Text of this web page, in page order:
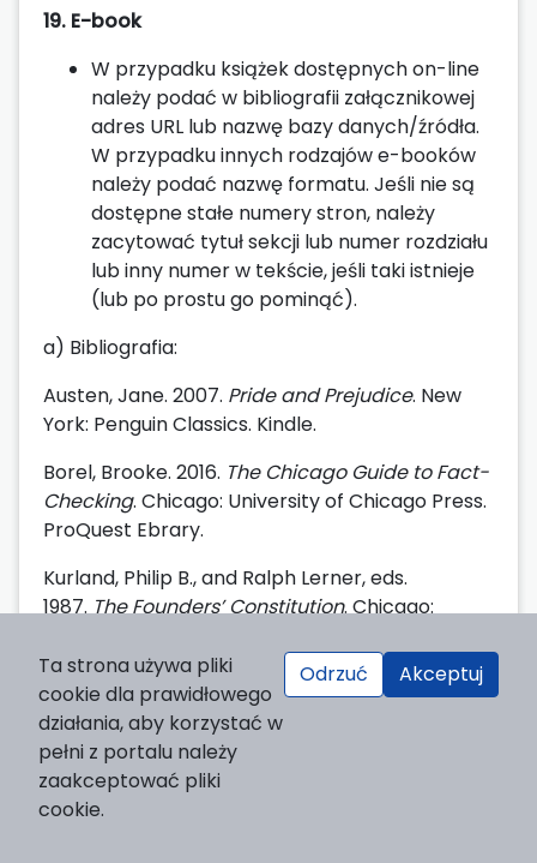
19. E-book
W przypadku książek dostępnych on-line
należy podać w bibliografii załącznikowej
adres URL lub nazwę bazy danych/źródła.
W przypadku innych rodzajów e-booków
należy podać nazwę formatu. Jeśli nie są
dostępne stałe numery stron, należy
zacytować tytuł sekcji lub numer rozdziału
lub inny numer w tekście, jeśli taki istnieje
(lub po prostu go pominąć).
a) Bibliografia:
Austen, Jane. 2007. Pride and Prejudice. New
York: Penguin Classics. Kindle.
Borel, Brooke. 2016. The Chicago Guide to Fact-
Checking. Chicago: University of Chicago Press.
ProQuest Ebrary.
Kurland, Philip B., and Ralph Lerner, eds.
1987.The Founders’ Constitution. Chicago:
pubs.uchicago.edu/founders/. Accessed: 30
June 2025.
Melville, Herman. 1851.
Whale. New York: Harper &
Brothers.
http://mel.hofstra.edu/moby-dick-
Ta strona używa pliki
cookie dla prawidłowego
działania, aby korzystać w
pełni z portalu należy
zaakceptować pliki
cookie.
Odrzuć Akceptuj